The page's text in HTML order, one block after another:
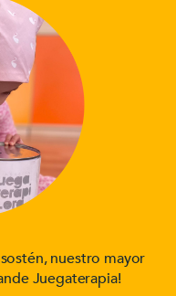
nuestro mayor
Juegaterapia!